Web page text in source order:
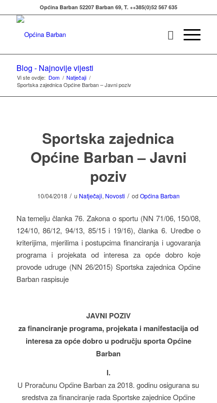
Općina Barban 52207 Barban 69, T. ++385(0)52 567 635
Blog - Najnovije vijesti
Vi ste ovdje: Dom / Natječaji /
Sportska zajednica Općine Barban – Javni poziv
Sportska zajednica
Općine Barban – Javni
poziv
10/04/2018 / u Natječaji, Novosti / od Općina Barban
Na temelju članka 76. Zakona o sportu (NN 71/06, 150/08,
124/10, 86/12, 94/13, 85/15 i 19/16), članka 6. Uredbe o
kriterijima, mjerilima i postupcima financiranja i ugovaranja
programa i projekata od interesa za opće dobro koje
provode udruge (NN 26/2015) Sportska zajednica Općine
Barban raspisuje
JAVNI POZIV
za financiranje programa, projekata i manifestacija od
interesa za opće dobro u području sporta Općine
Barban
I.
U Proračunu Općine Barban za 2018. godinu osigurana su
sredstva za financiranje rada Sportske zajednice Općine